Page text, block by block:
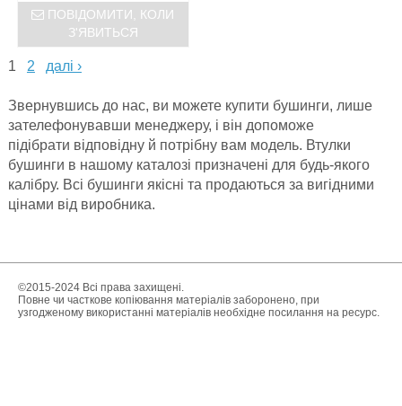
ПОВІДОМИТИ, КОЛИ
З'ЯВИТЬСЯ
1 2 далі ›
Звернувшись до нас, ви можете купити бушинги, лише
зателефонувавши менеджеру, і він допоможе
підібрати відповідну й потрібну вам модель. Втулки
бушинги в нашому каталозі призначені для будь-якого
калібру. Всі бушинги якісні та продаються за вигідними
цінами від виробника.
©2015-2024 Всі права захищені.
Повне чи часткове копіювання матеріалів заборонено, при
узгодженому використанні матеріалів необхідне посилання на ресурс.